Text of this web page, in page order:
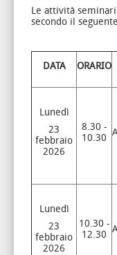
Le attività
secondo il
DATA ORARIO
Lunedì
23
febbraio
2026
8.30 -
10.30
Lunedì
23
febbraio
2026
10.30 -
12.30